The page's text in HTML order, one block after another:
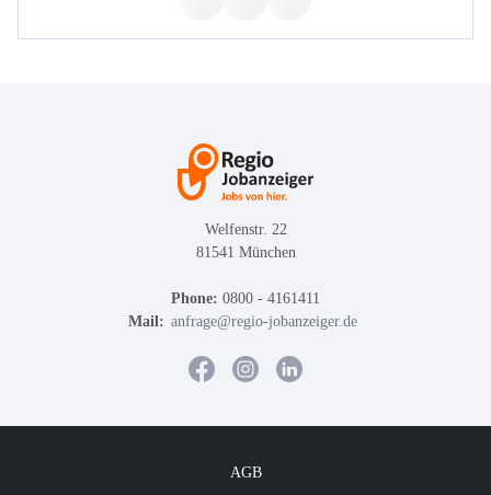
Welfenstr. 22
81541 München
Phone: 0800 - 4161411
Mail: anfrage@regio-jobanzeiger.de
AGB